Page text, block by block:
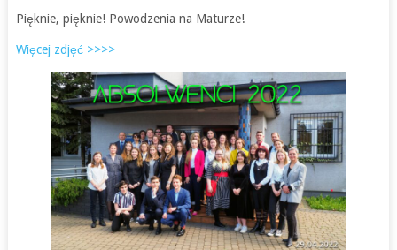
Pięknie, pięknie! Powodzenia na Maturze!
Więcej zdjęć >>>>